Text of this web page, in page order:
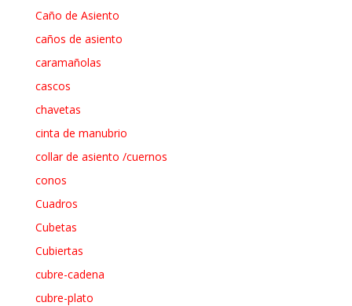
Caño de Asiento
caños de asiento
caramañolas
cascos
chavetas
cinta de manubrio
collar de asiento /cuernos
conos
Cuadros
Cubetas
Cubiertas
cubre-cadena
cubre-plato